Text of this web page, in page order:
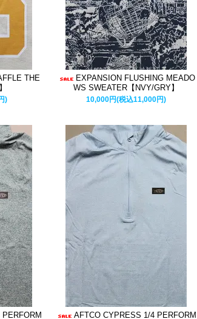
THE
)
EXPANSION FLUSHING MEADO
WS SWEATER【NVY/GRY】
10,000円(税込11,000円)
AFTCO CYPRESS 1/4 PERFORM